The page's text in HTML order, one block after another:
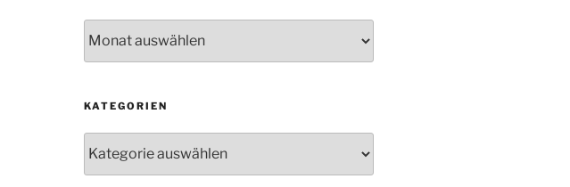
KATEGORIEN